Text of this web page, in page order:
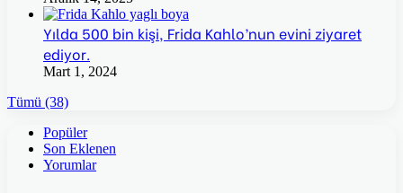
Yılda 500 bin kişi, Frida Kahlo’nun evini ziyaret
ediyor.
Mart 1, 2024
Tümü (38)
Popüler
Son Eklenen
Yorumlar